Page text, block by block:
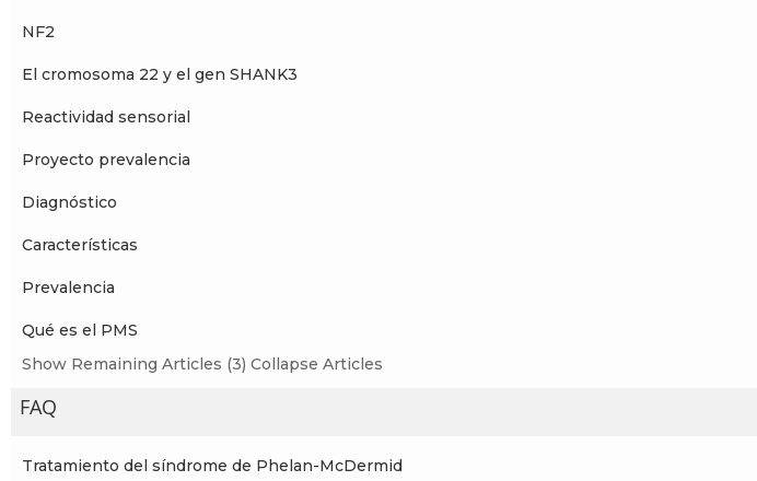
NF2
El cromosoma 22 y el gen SHANK3
Reactividad sensorial
Proyecto prevalencia
Diagnóstico
Características
Prevalencia
Qué es el PMS
Show Remaining Articles (3) Collapse Articles
FAQ
Tratamiento del síndrome de Phelan-McDermid